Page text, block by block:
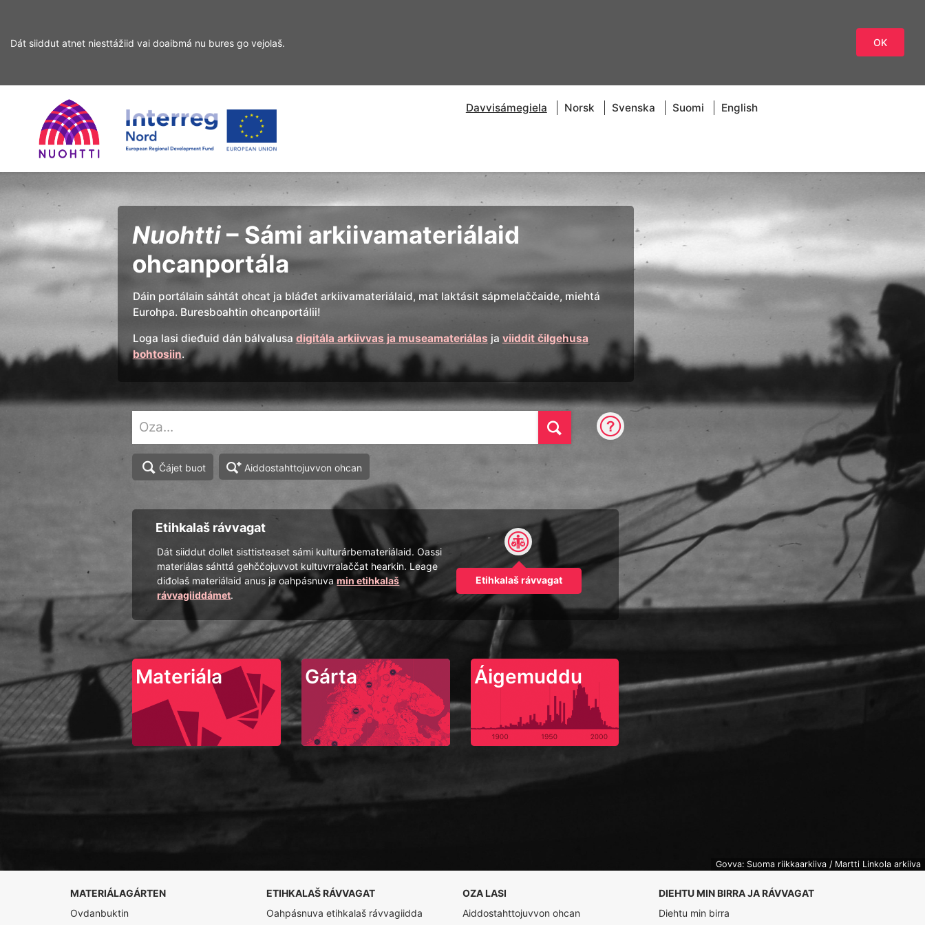
Dát siiddut atnet niesttážiid vai doaibmá nu bures go vejolaš. OK
ohcamii
sisdollui
Home Interreg
Nord
Davvisámegiela Norsk Svenska Suomi English
Ohcan
Nuohtti– Sámi arkiivamateriálaid
ohcanportála
Dáin portálain sáhtát ohcat ja bláđet arkiivamateriálaid, mat laktásit sápmelaččaide, miehtá
Eurohpa. Buresboahtin ohcanportálii!
Loga lasi dieđuid dán bálvalusa digitála arkiivvas ja museamateriálas ja viiddit čilgehusa
bohtosiin.
Čájet buot Aiddostahttojuvvon ohcan
Etihkalaš rávvagat
Dát siiddut dollet sisttisteaset sámi kulturárbemateriálaid. Oassi
materiálas sáhttá gehččojuvvot kultuvrralaččat hearkin. Leage
diđolaš materiálaid anus ja oahpásnuvamin etihkalaš
rávvagiiddámet.
Etihkalaš rávvagat
Materiála Gárta Áigemuddu
Govva: Suoma riikkaarkiiva / Martti Linkola arkiiva
MATERIÁLAGÁRTEN
Ovdanbuktin
ETIHKALAŠ RÁVVAGAT
Oahpásnuva etihkalaš rávvagiidda
OZA LASI
Aiddostahttojuvvon ohcan
DIEHTU MIN BIRRA JA RÁVVAGAT
Diehtu min birra